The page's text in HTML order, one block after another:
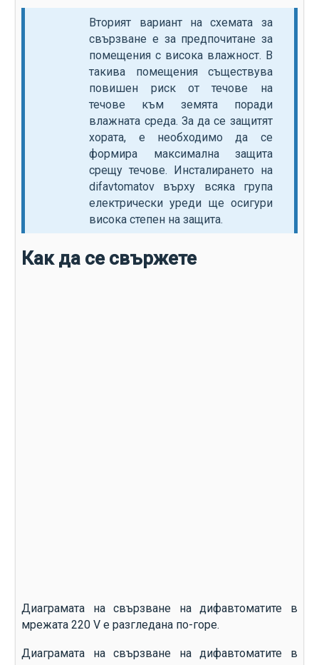
Вторият вариант на схемата за
свързване е за предпочитане за
помещения с висока влажност. В
такива помещения съществува
повишен риск от течове на
течове към земята поради
влажната среда. За да се защитят
хората, е необходимо да се
формира максимална защита
срещу течове. Инсталирането на
difavtomatov върху всяка група
електрически уреди ще осигури
висока степен на защита.
Как да се свържете
Диаграмата на свързване на дифавтоматите в
мрежата 220 V е разгледана по-горе.
Диаграмата на свързване на дифавтоматите в